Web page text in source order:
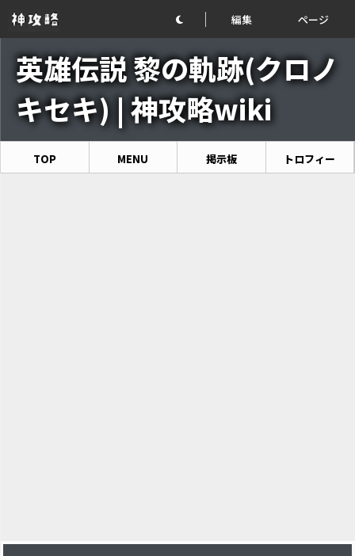
編集 ページ
英雄伝説 黎の軌跡(クロノ
キセキ) | 神攻略wiki
TOP MENU 掲示板 トロフィー